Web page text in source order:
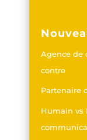
Agence de
contre
Partenaire
Humain vs